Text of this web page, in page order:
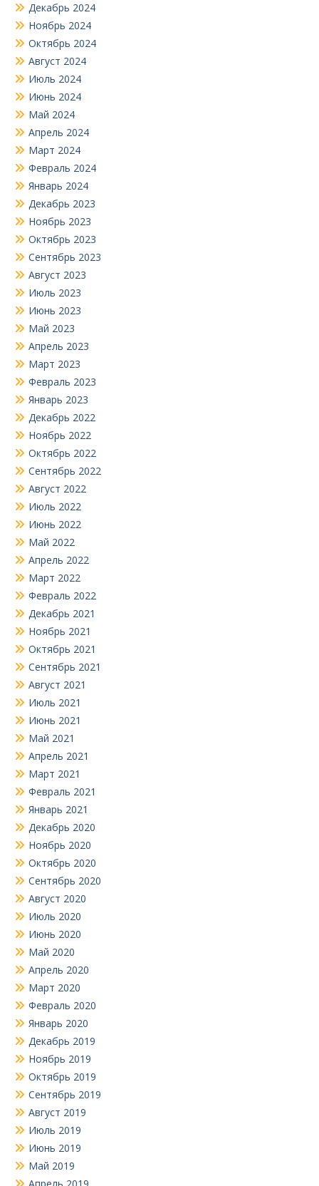
Декабрь 2024
Ноябрь 2024
Октябрь 2024
Август 2024
Июль 2024
Июнь 2024
Май 2024
Апрель 2024
Март 2024
Февраль 2024
Январь 2024
Декабрь 2023
Ноябрь 2023
Октябрь 2023
Сентябрь 2023
Август 2023
Июль 2023
Июнь 2023
Май 2023
Апрель 2023
Март 2023
Февраль 2023
Январь 2023
Декабрь 2022
Ноябрь 2022
Октябрь 2022
Сентябрь 2022
Август 2022
Июль 2022
Июнь 2022
Май 2022
Апрель 2022
Март 2022
Февраль 2022
Декабрь 2021
Ноябрь 2021
Октябрь 2021
Сентябрь 2021
Август 2021
Июль 2021
Июнь 2021
Май 2021
Апрель 2021
Март 2021
Февраль 2021
Январь 2021
Декабрь 2020
Ноябрь 2020
Октябрь 2020
Сентябрь 2020
Август 2020
Июль 2020
Июнь 2020
Май 2020
Апрель 2020
Март 2020
Февраль 2020
Январь 2020
Декабрь 2019
Ноябрь 2019
Октябрь 2019
Сентябрь 2019
Август 2019
Июль 2019
Июнь 2019
Май 2019